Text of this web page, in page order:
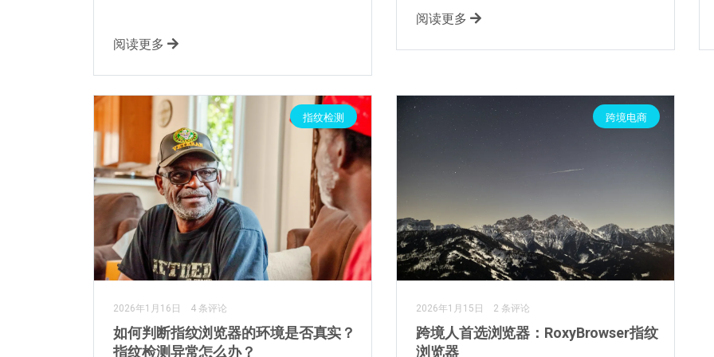
阅读更多
阅读更多
指纹检测
2026年1月16日 4 条评论
如何判断指纹浏览器的环境是否真实？
指纹检测异常怎么办？
跨境电商
2026年1月15日 2 条评论
跨境人首选浏览器：RoxyBrowser指纹
浏览器